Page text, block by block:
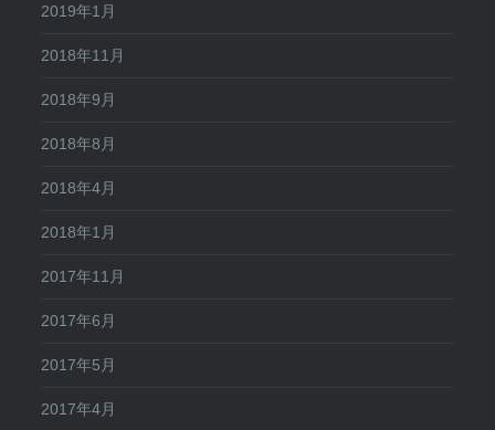
2019年1月
2018年11月
2018年9月
2018年8月
2018年4月
2018年1月
2017年11月
2017年6月
2017年5月
2017年4月